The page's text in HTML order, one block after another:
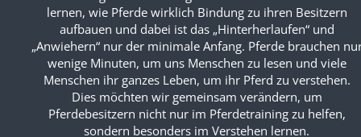
tiefe Bindung und Beziehung vom Pferd zum Menschen.
lernen, wie Pferde wirklich Bindung zu ihren Besitzern
aufbauen und dabei ist das „Hinterherlaufen“ und
„Anwiehern“ nur der minimale Anfang. Pferde brauchen
wenige Minuten, um uns Menschen zu lesen und viele
Menschen ihr ganzes Leben, um ihr Pferd zu verstehen.
Dies möchten wir gemeinsam verändern, um
Pferdebesitzern nicht nur im Pferdetraining zu helfen,